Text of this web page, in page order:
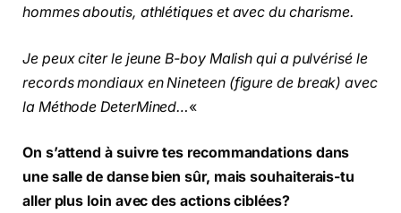
hommes aboutis, athlétiques et avec du charisme.
Je peux citer le jeune B-boy Malish qui a pulvérisé le
records mondiaux en Nineteen (figure de break) avec
la Méthode DeterMined…«
On s’attend à suivre tes recommandations dans
une salle de danse bien sûr, mais souhaiterais-tu
aller plus loin avec des actions ciblées?